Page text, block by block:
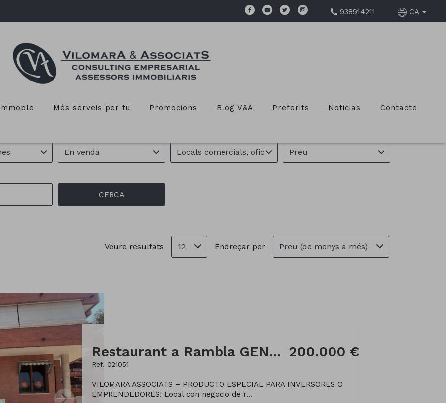
938914211 CA
Més serveis per tu Promocions Blog V&A Preferits Noticias Contacte
EN VENDA EN SANT SADURNÍ D'ANOIA
En venda Locals comercials, oficines Preu
CERCA
Veure resultats 12 Endreçar per Preu (de menys a més)
Restaurant a Rambla GENERALITAT
Ref. 021051
200.000 €
VILOMARA ASSOCIATS – PRODUCTO ESPECIAL PARA INVERSORES O
EMPRENDEDORES! Local con negocio de r...